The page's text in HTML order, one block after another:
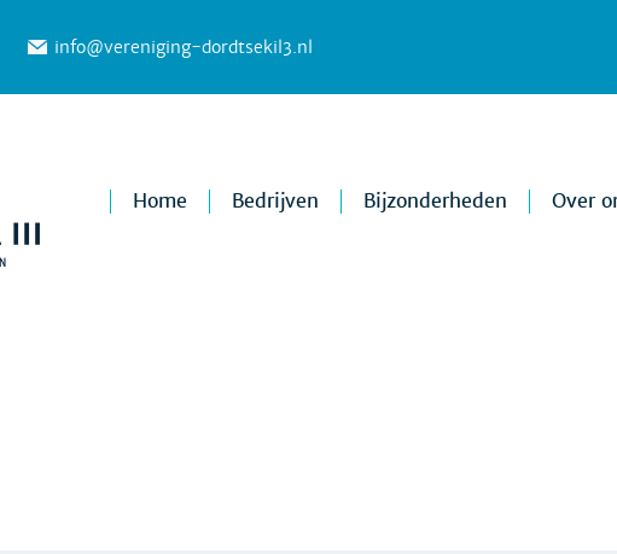
info@vereniging-dordtsekil3.nl
Home Bedrijven Bijzonderheden Over